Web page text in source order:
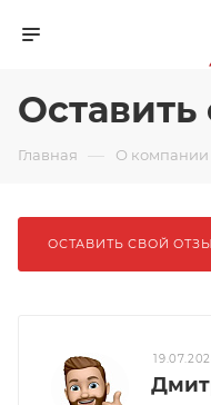
Оставить
Главная — О компании
ОСТАВИТЬ СВОЙ